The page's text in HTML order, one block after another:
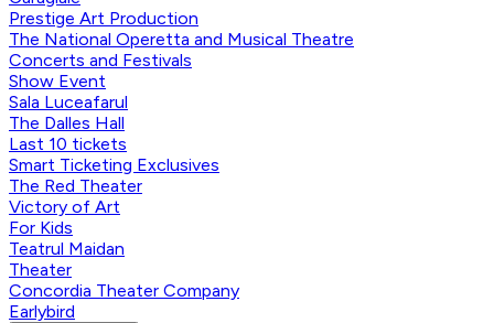
Prestige Art Production
The National Operetta and Musical Theatre
Concerts and Festivals
Show Event
Sala Luceafarul
The Dalles Hall
Last 10 tickets
Smart Ticketing Exclusives
The Red Theater
Victory of Art
For Kids
Teatrul Maidan
Theater
Concordia Theater Company
Earlybird